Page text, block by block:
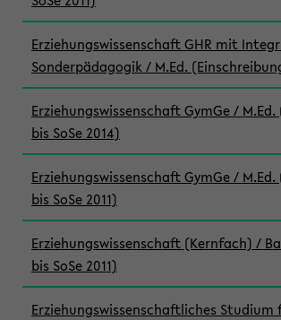
Erziehungswissenschaft GHR mit
Sonderpädagogik / M.Ed.
Erziehungswissenschaft GymGe /
bis SoSe 2014)
Erziehungswissenschaft GymGe /
bis SoSe 2011)
Erziehungswissenschaft (Kernfach) /
bis SoSe 2011)
Erziehungswissenschaftliches